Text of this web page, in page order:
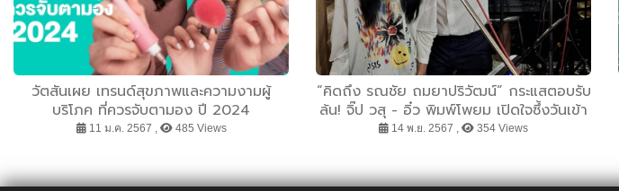
วัตสันเผย เทรนด์สุขภาพและความงามผู้
บริโภค ที่ควรจับตามอง ปี 2024
11 ม.ค. 2567 , 485 Views
“คิดถึง รณชัย ถมยาปริวัฒน์” กระแสตอบรับ
ล้น! จิ๊ป วสุ - อิ๋ว พิมพ์โพยม เปิดใจซึ้งวันเข้า
ห้องซ้อมร้องเพลงอมตะ “อ๊อด คีรีบูน”
14 พ.ย. 2567 , 354 Views